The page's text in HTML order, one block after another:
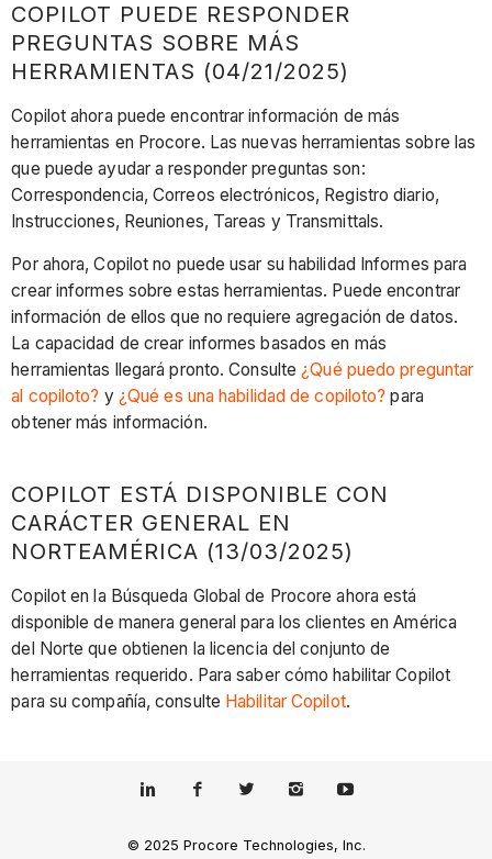
COPILOT PUEDE RESPONDER
PREGUNTAS SOBRE MÁS
HERRAMIENTAS (04/21/2025)
Copilot ahora puede encontrar información de más
herramientas en Procore. Las nuevas herramientas sobre las
que puede ayudar a responder preguntas son:
Correspondencia, Correos electrónicos, Registro diario,
Instrucciones, Reuniones, Tareas y Transmittals.
Por ahora, Copilot no puede usar su habilidad Informes para
crear informes sobre estas herramientas. Puede encontrar
información de ellos que no requiere agregación de datos.
La capacidad de crear informes basados en más
herramientas llegará pronto. Consulte¿Qué puedo preguntar
al copiloto? y ¿Qué es una habilidad de copiloto? para
obtener más información.
COPILOT ESTÁ DISPONIBLE CON
CARÁCTER GENERAL EN
NORTEAMÉRICA (13/03/2025)
Copilot en la Búsqueda Global de Procore ahora está
disponible de manera general para los clientes en América
del Norte que obtienen la licencia del conjunto de
herramientas requerido. Para saber cómo habilitar Copilot
para su compañía, consulte Habilitar Copilot.
© 2025 Procore Technologies, Inc.